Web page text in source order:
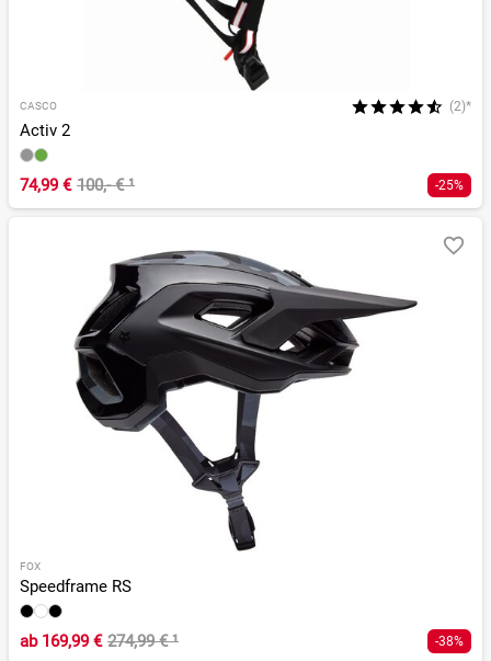
CASCO (2)*
Activ 2
74,99 € 100,- €¹ -25%
FOX
Speedframe RS
ab169,99 € 274,99 €¹ -38%